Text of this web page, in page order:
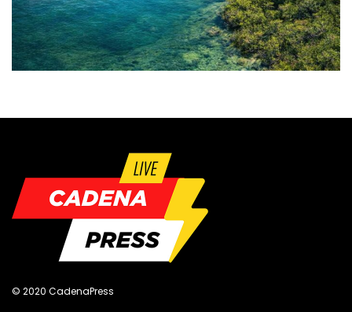
© 2020 CadenaPress